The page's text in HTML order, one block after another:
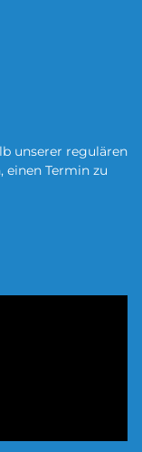
unserer regulären
Termin zu